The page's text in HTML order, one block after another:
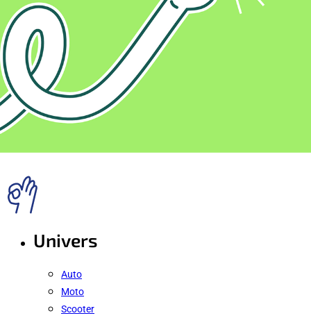
Univers
Auto
Moto
Scooter